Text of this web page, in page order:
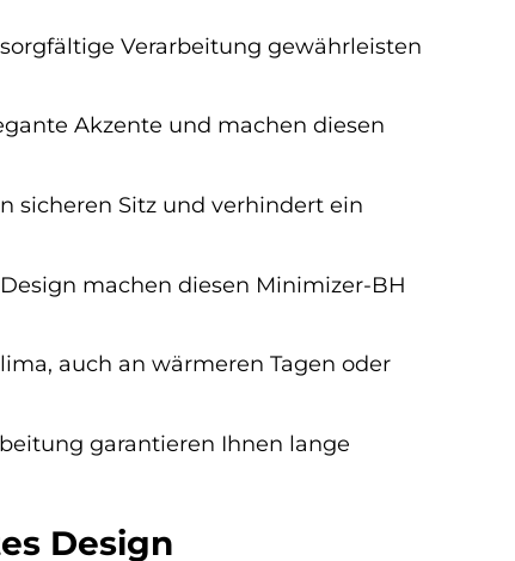
Verarbeitung gewährleisten
Akzente und machen diesen
sicheren Sitz und verhindert ein
machen diesen Minimizer-BH
auch an wärmeren Tagen oder
garantieren Ihnen lange
Design